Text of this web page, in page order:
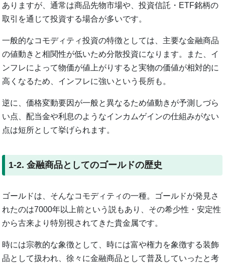
ありますが、通常は商品先物市場や、投資信託・ETF銘柄の
取引を通じて投資する場合が多いです。
一般的なコモディティ投資の特徴としては、主要な金融商品
の値動きと相関性が低いため分散投資になります。また、イ
ンフレによって物価が値上がりすると実物の価値が相対的に
高くなるため、インフレに強いという長所も。
逆に、価格変動要因が一般と異なるため値動きが予測しづら
い点、配当金や利息のようなインカムゲインの仕組みがない
点は短所として挙げられます。
1-2. 金融商品としてのゴールドの歴史
ゴールドは、そんなコモディティの一種。ゴールドが発見さ
れたのは7000年以上前という説もあり、その希少性・安定性
から古来より特別視されてきた貴金属です。
時には宗教的な象徴として、時には富や権力を象徴する装飾
品として扱われ、徐々に金融商品として普及していったと考